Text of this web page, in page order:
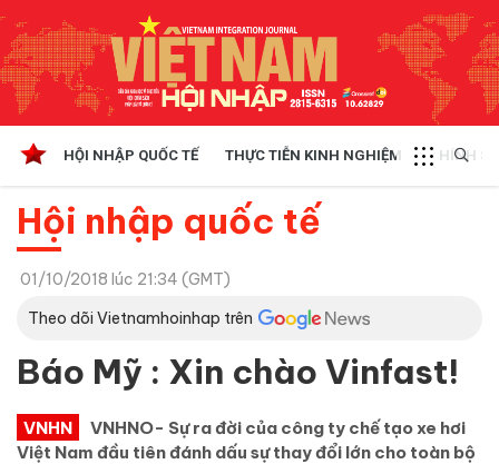
HỘI NHẬP QUỐC TẾ THỰC TIỄN KINH NGHIỆM CHÍNH
Hội nhập quốc tế
01/10/2018 lúc 21:34 (GMT)
Theo dõi Vietnamhoinhap trên
Báo Mỹ : Xin chào Vinfast!
VNHN
VNHNO- Sự ra đời của công ty chế tạo xe hơi
Việt Nam đầu tiên đánh dấu sự thay đổi lớn cho toàn bộ